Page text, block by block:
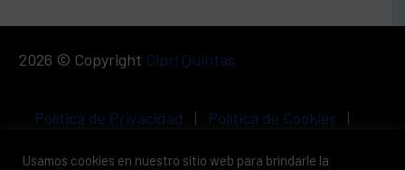
2026 © Copyright Cipri Quintas
Política de Privacidad | Política de Cookies |
Usamos cookies en nuestro sitio web para brindarle la